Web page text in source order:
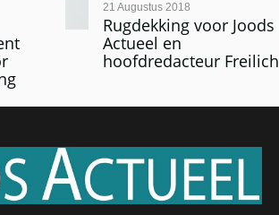
Rugdekking voor Joods
Actueel en
hoofdredacteur Freilich
21 Augustus 2018